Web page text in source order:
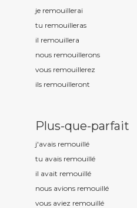
je remouillerai
tu remouilleras
il remouillera
nous remouillerons
vous remouillerez
ils remouilleront
Plus-que-parfait
j'avais remouillé
tu avais remouillé
il avait remouillé
nous avions remouillé
vous aviez remouillé